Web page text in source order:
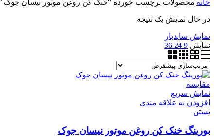
خانه محصولات برچسب خورده “خنک کن روغن موتور نیسان جوک”
در حال نمایش یک نتیجه
نمایش سایدبار
نمایش 9
24
36
مقایسه
نمایش سریع
افزودن به علاقه مندی
بستن
بورینگ خنک کن روغن موتور نیسان جوک